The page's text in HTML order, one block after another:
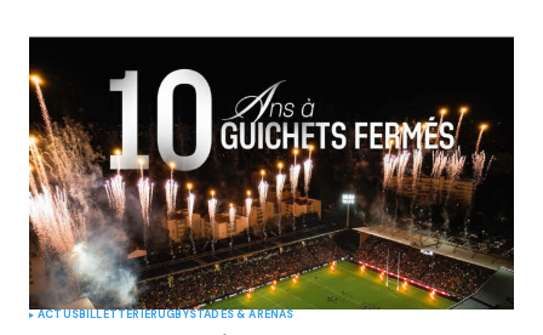
ACTUSBILLETTERIERUGBYSTADES & ARENAS